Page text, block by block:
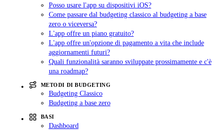
Posso usare l'app su dispositivi iOS?
Come passare dal budgeting classico al budgeting a base
zero o viceversa?
L'app offre un piano gratuito?
L'app offre un'opzione di pagamento a vita che include
aggiornamenti futuri?
Quali funzionalità saranno sviluppate prossimamente e c'è
una roadmap?
METODI DI BUDGETING
Budgeting Classico
Budgeting a base zero
BASI
Dashboard